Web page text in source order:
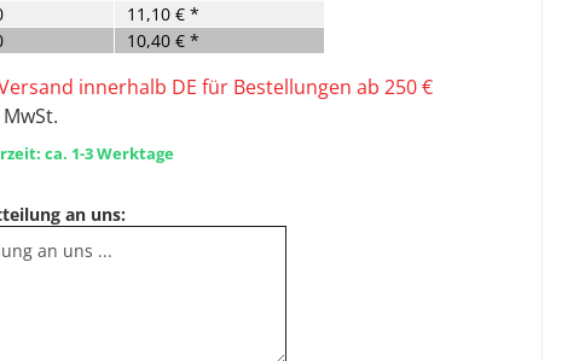
11,10 € *
10,40 € *
innerhalb DE für Bestellungen ab 250 €
ca. 1-3 Werktage
an uns: